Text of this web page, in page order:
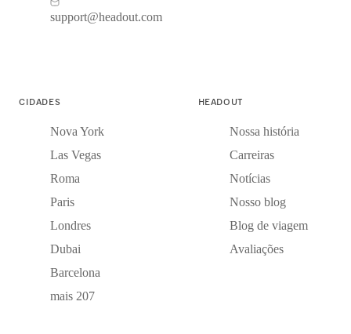
support@headout.com
CIDADES
Nova York
Las Vegas
Roma
Paris
Londres
Dubai
Barcelona
mais 207
HEADOUT
Nossa história
Carreiras
Notícias
Nosso blog
Blog de viagem
Avaliações